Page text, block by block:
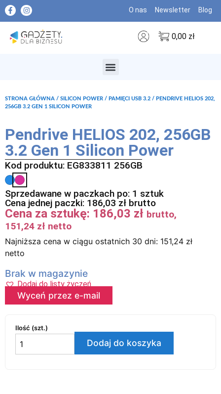
O nas Newsletter Blog
0,00 zł
STRONA GŁÓWNA / SILICON POWER / PAMIĘCI USB 3.2 / PENDRIVE HELIOS 202,
256GB 3.2 GEN 1 SILICON POWER
Pendrive HELIOS 202, 256GB
3.2 Gen 1 Silicon Power
Kod produktu: EG833811 256GB
Sprzedawane w paczkach po: 1 sztuk
Cena jednej paczki: 186,03 zł brutto
Cena za sztukę: 186,03 zł brutto,
151,24 zł netto
Najniższa cena w ciągu ostatnich 30 dni: 151,24 zł
netto
Brak w magazynie
Dodaj do listy życzeń
Wyceń przez e-mail
Ilość (szt.)
Dodaj do koszyka